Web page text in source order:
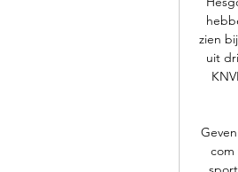
zien
uit
com